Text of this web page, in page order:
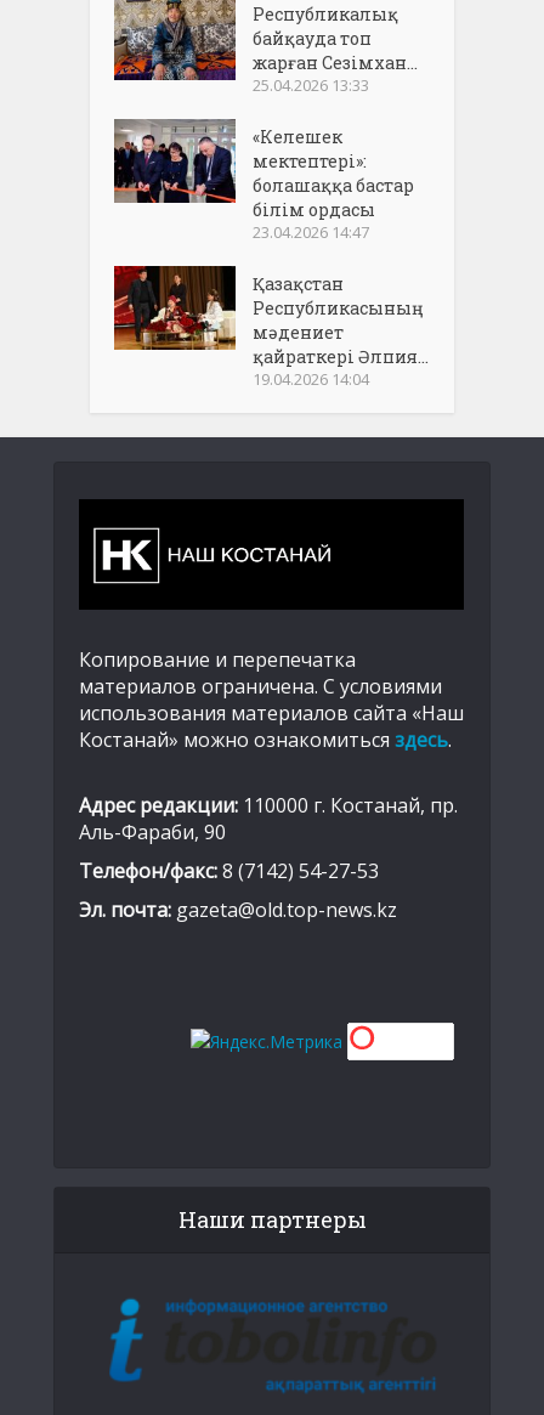
Республикалық
байқауда топ
жарған Сезімхан...
25.04.2026 13:33
«Келешек
мектептері»:
болашаққа бастар
білім ордасы
23.04.2026 14:47
Қазақстан
Республикасының
мәдениет
қайраткері Әлпия...
19.04.2026 14:04
Копирование и перепечатка
материалов ограничена. С условиями
использования материалов сайта «Наш
Костанай» можно ознакомиться здесь.
Адрес редакции: 110000 г. Костанай, пр.
Аль-Фараби, 90
Телефон/факс:8 (7142) 54-27-53
Эл. почта: gazeta@old.top-news.kz
Наши партнеры